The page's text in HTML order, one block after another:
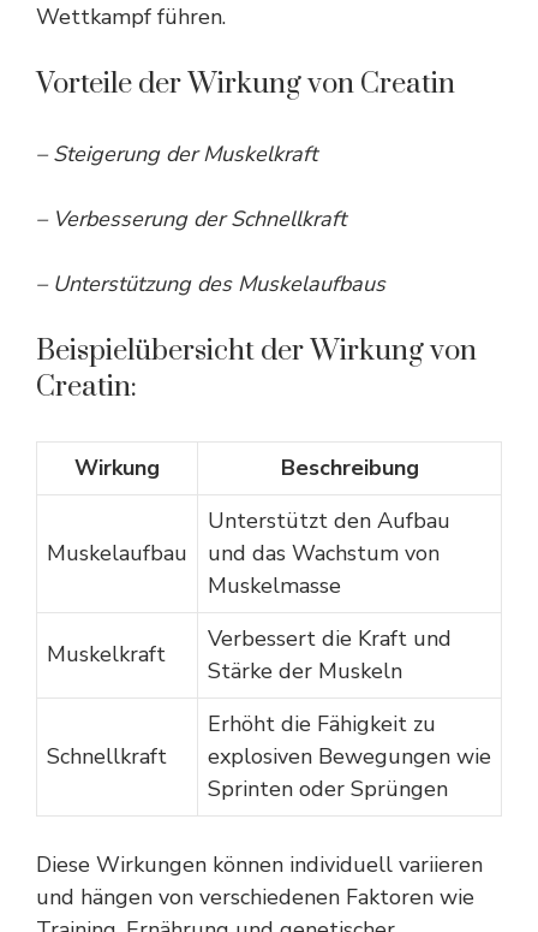
Wettkampf führen.
Vorteile der Wirkung von Creatin
– Steigerung der Muskelkraft
– Verbesserung der Schnellkraft
– Unterstützung des Muskelaufbaus
Beispielübersicht der Wirkung von
Creatin:
Wirkung Beschreibung
Muskelaufbau
Unterstützt den Aufbau
und das Wachstum von
Muskelmasse
Muskelkraft
Verbessert die Kraft und
Stärke der Muskeln
Schnellkraft
Erhöht die Fähigkeit zu
explosiven Bewegungen wie
Sprinten oder Sprüngen
Diese Wirkungen können individuell variieren
und hängen von verschiedenen Faktoren wie